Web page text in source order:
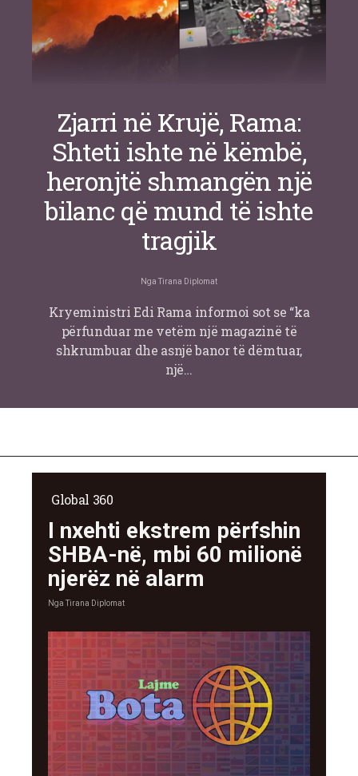
Zjarri në Krujë, Rama:
Shteti ishte në këmbë,
heronjtë shmangën një
bilanc që mund të ishte
tragjik
Nga Tirana Diplomat
Kryeministri Edi Rama informoi sot se “ka
përfunduar me vetëm një magazinë të
shkrumbuar dhe asnjë banor të dëmtuar,
një…
Global 360
I nxehti ekstrem përfshin
SHBA-në, mbi 60 milionë
njerëz në alarm
Nga Tirana Diplomat